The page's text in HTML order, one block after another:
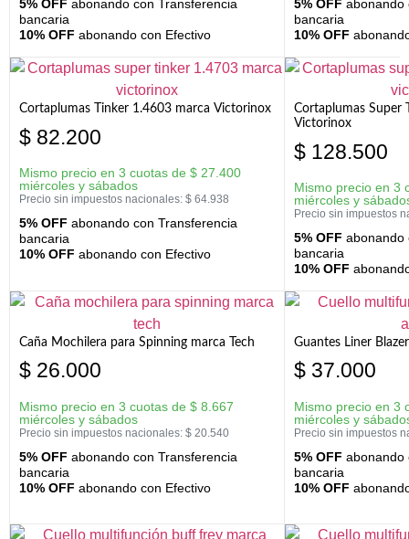
5% OFF abonando con Transferencia
bancaria
10% OFF abonando con Efectivo
5% OFF abonando
bancaria
10% OFF
Cortaplumas Tinker 1.4603 marca Victorinox
$ 82.200
Mismo precio en 3 cuotas de $ 27.400
miércoles y sábados
Precio sin impuestos nacionales: $ 64.938
5% OFF abonando con Transferencia
bancaria
10% OFF abonando con Efectivo
Cortaplumas Super
Victorinox
$ 128.500
Mismo precio en 3
miércoles y
Precio sin impuestos
5% OFF abonando
bancaria
10% OFF
Caña Mochilera para Spinning marca Tech
$ 26.000
Mismo precio en 3 cuotas de $ 8.667
miércoles y sábados
Precio sin impuestos nacionales: $ 20.540
5% OFF abonando con Transferencia
bancaria
10% OFF abonando con Efectivo
Guantes Liner
$ 37.000
Mismo precio en 3
miércoles y
Precio sin impuestos
5% OFF abonando
bancaria
10% OFF